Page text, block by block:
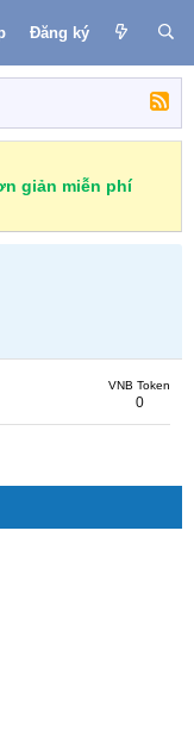
Đăng ký
giản miễn phí
VNB Token
0